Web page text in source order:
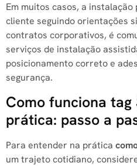
Em muitos casos, a
cliente seguindo orientações
contratos corporativos, é
serviços de instalação
posicionamento correto e
segurança.
Como funciona tag
prática: passo a
Para entender na prática
um trajeto cotidiano,